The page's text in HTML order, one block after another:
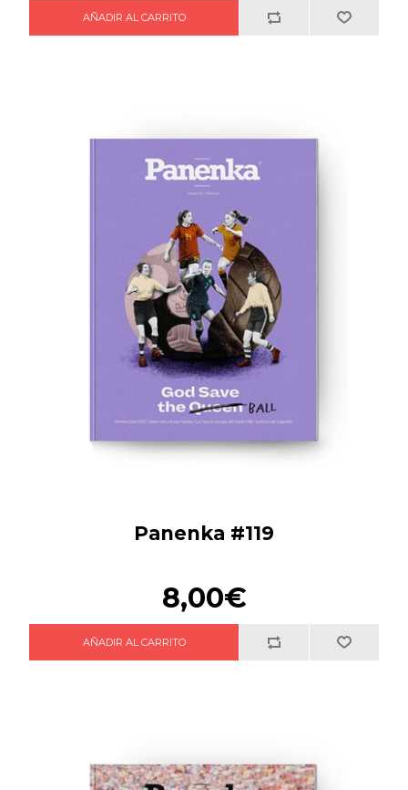
Panenka #119
8,00€